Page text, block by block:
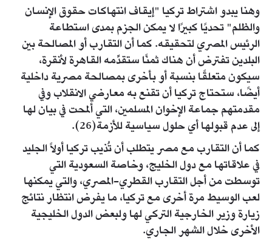
وهنا يبدو اشتراط تركيا "إيقاف انتهاكات حقوق الإنسان
والظلم" تحديًا كبيرًا لا يمكن الجزم بمدى استطاعة
الرئيس المصري لتحقيقه. كما أن التقارب أو المصالحة بين
البلدين تفترض أن هناك ثمنًا ستقدِّمه القاهرة لأنقرة،
سيكون متعلقًا بنسبة أو بأخرى بمصالحة مصرية داخلية
أيضًا، ستحتاج تركيا أن تقنع به معارضي الانقلاب وفي
مقدمتهم جماعة الإخوان المسلمين، التي ألمحت في بيان لها
إلى عدم قبولها أي حلول سياسية للأزمة(26).
كما أن التقارب مع مصر يتطلب أن تُذيب تركيا أولاً الجليد
في علاقاتها مع دول الخليج، وخاصة السعودية التي
توسطت من أجل التقارب القطري-المصري، والتي يمكنها
لعب الوسيط مرة أخرى مع تركيا، ما يفرض انتظار نتائج
زيارة وزير الخارجية التركي لها ولبعض الدول الخليجية
الأخرى خلال الشهر الجاري.